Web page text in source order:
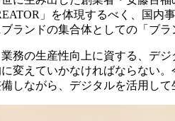
」を体現するべく、国
ランドの集合体としての「ブ
務の生産性向上に資する、デ
変えていかなければならない
しながら、デジタルを活用し